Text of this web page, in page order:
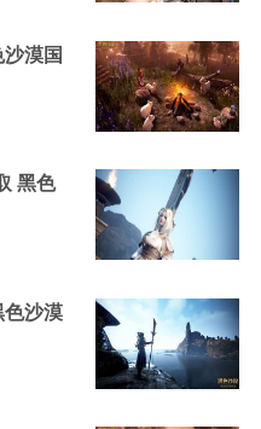
漠国
黑色
色沙漠